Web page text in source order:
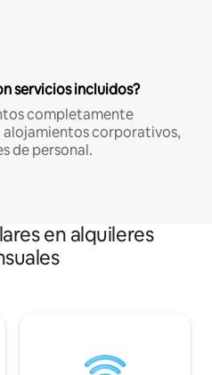
servicios incluidos?
completamente
alojamientos corporativos,
de personal.
en alquileres